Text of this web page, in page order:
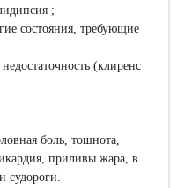
;
состояния, требующие
(клиренс
боль, тошнота,
приливы жара, в
судороги.